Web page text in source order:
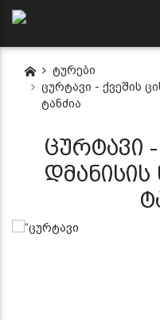
ტურები
ცურტავი - ქვეშის
ტანძია
ცურტავი -